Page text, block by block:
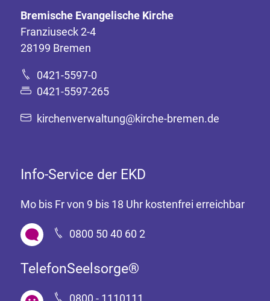
Bremische Evangelische Kirche
Franziuseck 2-4
28199 Bremen
0421-5597-0
0421-5597-265
kirchenverwaltung@kirche-bremen.de
Info-Service der EKD
Mo bis Fr von 9 bis 18 Uhr kostenfrei erreichbar
0800 50 40 60 2
TelefonSeelsorge®